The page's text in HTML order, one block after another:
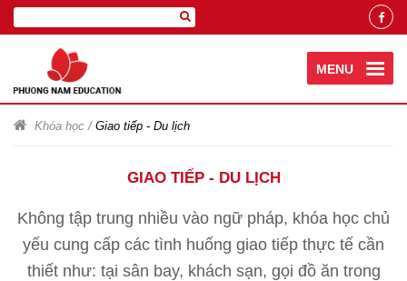
MENU
Khóa học / Giao tiếp - Du lịch
GIAO TIẾP - DU LỊCH
Không tập trung nhiều vào ngữ pháp, khóa học chủ
yếu cung cấp các tình huống giao tiếp thực tế cần
thiết như: tại sân bay, khách sạn, gọi đồ ăn trong